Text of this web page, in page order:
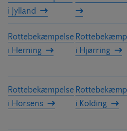
i Jylland
Rottebekæmpelse
i Herning
i Hjørring
Rottebekæmpelse
i Horsens
i Kolding